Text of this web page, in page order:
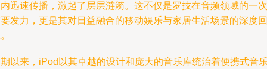
迅速传播，激起了层层涟漪。这不仅是罗技在音频领域的一次
发力，更是其对日益融合的移动娱乐与家居生活场景的深度回
以来，iPod以其卓越的设计和庞大的音乐库统治着便携式音